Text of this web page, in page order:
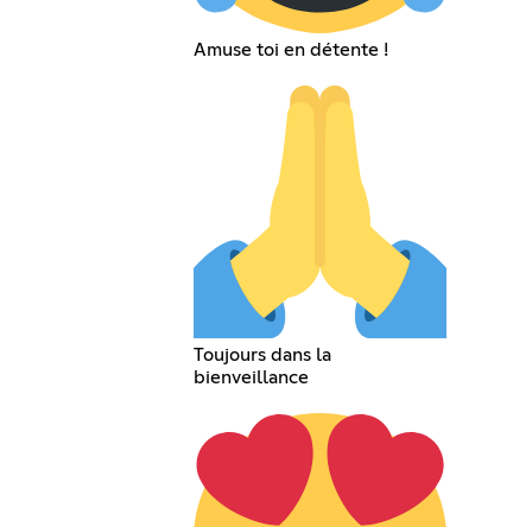
Amuse toi en détente !
Toujours dans la
bienveillance